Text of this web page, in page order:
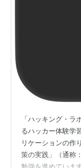
「ハッキング・
るハッカー体験学
リケーションの作
策の実践」（通称